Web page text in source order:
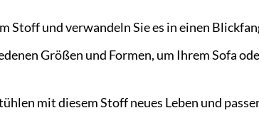
Stoff und verwandeln Sie es in einen
Größen und Formen, um Ihrem Sofa
mit diesem Stoff neues Leben und